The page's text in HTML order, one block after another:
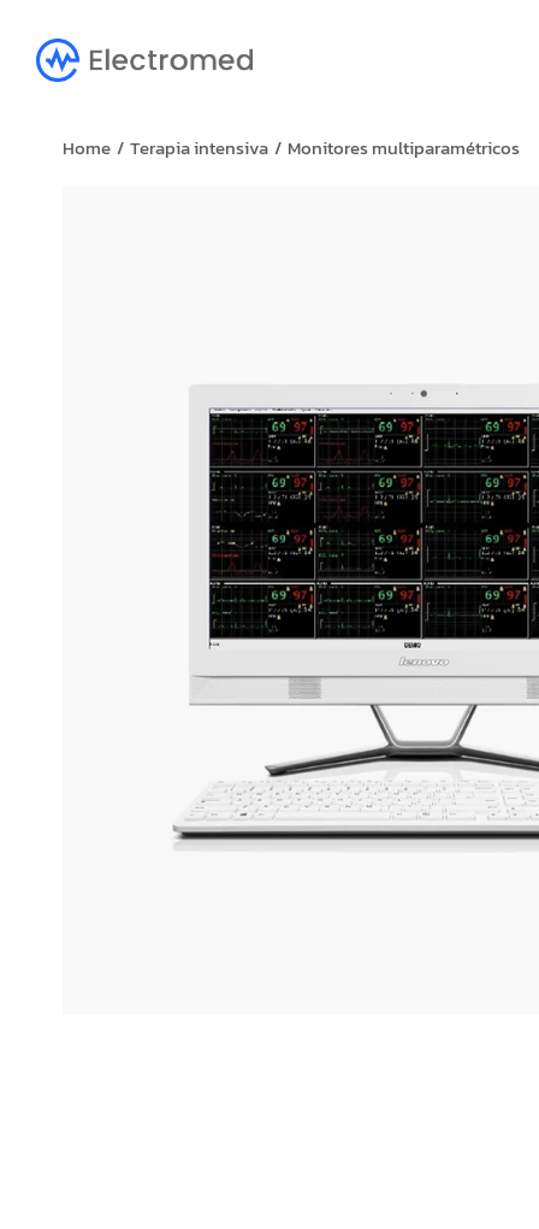
You are here:
Home Terapia intensiva Monitores multiparamétricos